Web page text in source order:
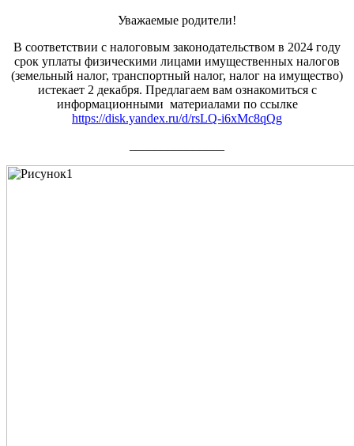
Уважаемые родители!
В соответствии с налоговым законодательством в 2024 году
срок уплаты физическими лицами имущественных налогов
(земельный налог, транспортный налог, налог на имущество)
истекает 2 декабря. Предлагаем вам ознакомиться с
информационными материалами по ссылке
https://disk.yandex.ru/d/rsLQ-i6xMc8qQg